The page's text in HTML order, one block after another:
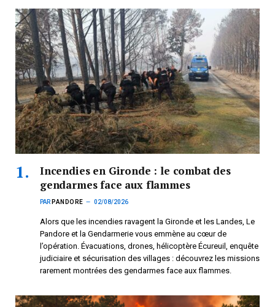
Incendies en Gironde : le combat des
gendarmes face aux flammes
PAR PANDORE 02/08/2026
Alors que les incendies ravagent la Gironde et les Landes, Le
Pandore et la Gendarmerie vous emmène au cœur de
l’opération. Évacuations, drones, hélicoptère Écureuil, enquête
judiciaire et sécurisation des villages : découvrez les missions
rarement montrées des gendarmes face aux flammes.